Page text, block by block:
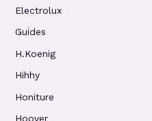
Electrolux
Guides
H.Koenig
Hihhy
Honiture
Hoover